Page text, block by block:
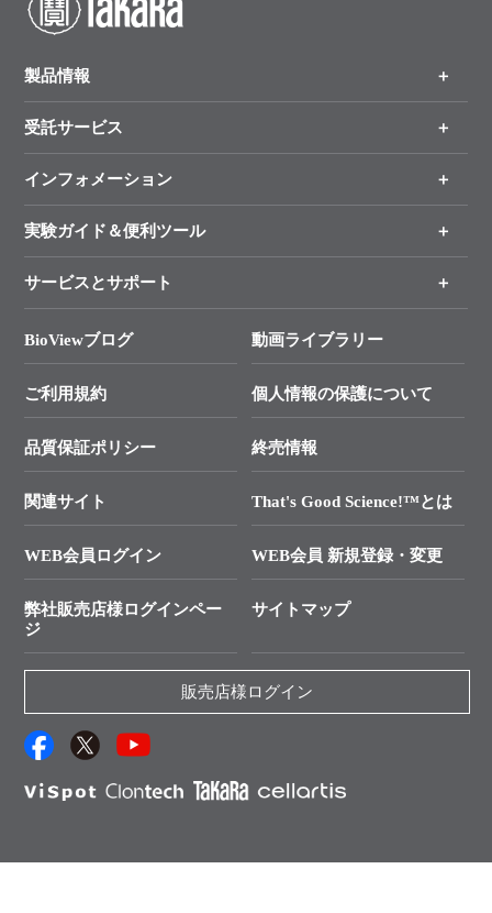
製品情報
製品一覧
手法から製品を探す
新製品情報
受託サービス
オンライン注文
インフォメーション
キャンペーン
タカラバイオ各種会員募集のお知らせ
終売製品のお知らせ
価格改定のご案内
タカラバイオ発表文献
実験ガイド＆便利ツール
リアルタイムPCR実験のススメ
幹細胞・再生医療研究ガイド
クローニング実験ガイド
SMARTer NGSポータルサイト
プライマー設計
制限酵素切断サイトの検索
ユーザーズボイス集
エピジェネティクス実験ガイド
抗体検索サイト
サービスとサポート
総合お問い合わせ
├ 実験コンシェルジュ
├ 受託サービスお問い合わせ
└ カスタム製造お問い合わせ
資料請求 機器関連
資料請求 受託関連
資料請求 核酸抽出・精製カタログ
サンプル請求一覧
プロトコール集
BioViewブログ 動画ライブラリー
ご利用規約 個人情報の保護について
品質保証ポリシー 終売情報
関連サイト That's Good Science!™とは
WEB会員ログイン WEB会員 新規登録・変更
弊社販売店様ログインペー
ジ
サイトマップ
販売店様ログイン